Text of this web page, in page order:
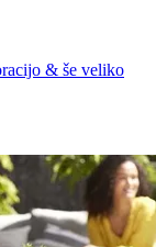
& še veliko